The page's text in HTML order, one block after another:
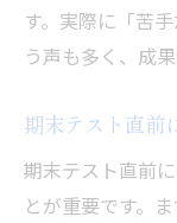
す。実際に「苦
う声も多く、成
期末テスト直前
期末テスト直前
とが重要です。